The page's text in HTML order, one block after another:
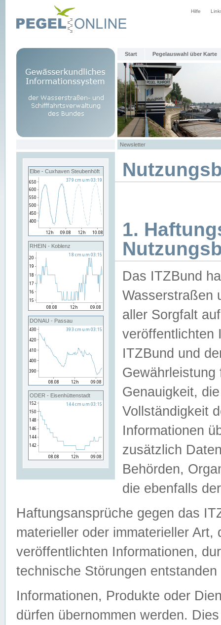
Hilfe
Start Pegelauswahl über Karte
Newsletter
Elbe - Cuxhaven Steubenhöft
RHEIN - Koblenz
DONAU - Passau
ODER - Eisenhüttenstadt
1.
Das ITZBund
Wasserstraßen
aller Sorgfalt
veröffentlichten
ITZBund und
Genauigkeit,
Vollständigkeit
Informationen
zusätzlich
Behörden,
die ebenfalls
Haftungsansprüche gegen das
materieller oder immaterieller
veröffentlichten Informationen,
technische Störungen
Informationen, Produkte oder
dürfen übernommen werden.